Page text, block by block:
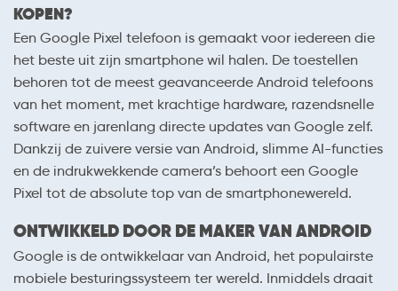
KOPEN?
Een Google Pixel telefoon is gemaakt voor iedereen die
het beste uit zijn smartphone wil halen. De toestellen
behoren tot de meest geavanceerde Android telefoons
van het moment, met krachtige hardware, razendsnelle
software en jarenlang directe updates van Google zelf.
Dankzij de zuivere versie van Android, slimme AI-functies
en de indrukwekkende camera’s behoort een Google
Pixel tot de absolute top van de smartphonewereld.
ONTWIKKELD DOOR DE MAKER VAN ANDROID
Google is de ontwikkelaar van Android, het populairste
mobiele besturingssysteem ter wereld. Inmiddels draait